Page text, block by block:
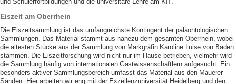
und Schülerfortbildungen und die universitäre Lehre am KIT.
Eiszeit am Oberrhein
Die Eiszeitsammlung ist das umfangreichste Kontingent der paläontologischen
Sammlungen. Das Material stammt aus nahezu dem gesamten Oberrhein, wobei
die ältesten Stücke aus der Sammlung von Markgräfin Karoline Luise von Baden
stammen. Die Eiszeitforschung wird nicht nur im Hause betrieben, vielmehr wird
die Sammlung häufig von internationalen Gastwissenschaftlern aufgesucht. Ein
besonders aktiver Sammlungsbereich umfasst das Material aus den Mauerer
Sanden. Hier arbeiten wir eng mit der Exzellenzuniversität Heidelberg und den